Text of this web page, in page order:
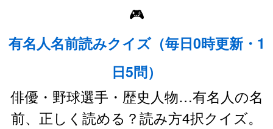
🎮
有名人名前読みクイズ（毎日0時更新・1
日5問）
俳優・野球選手・歴史人物…有名人の名
前、正しく読める？読み方4択クイズ。